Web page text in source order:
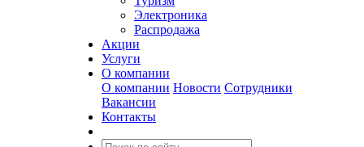
Электроника
Распродажа
Акции
Услуги
О компании
О компании Новости Сотрудники
Вакансии
Контакты